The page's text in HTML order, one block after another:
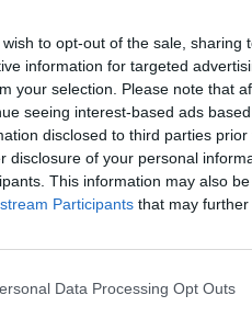
wish to opt-out of the sale,
information for targeted
your selection. Please note that
seeing interest-based ads
disclosed to third parties
disclosure of your personal
This information may also
Participants that may further
Data Processing Opt Outs
važnosti kada je u
sistem se bori uz